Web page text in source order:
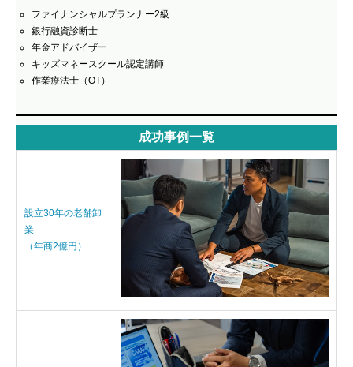
ファイナンシャルプランナー2級
銀行融資診断士
年金アドバイザー
キッズマネースクール認定講師
作業療法士（OT）
成功事例一覧
設立30年の老舗卸
業
（年商2億円）